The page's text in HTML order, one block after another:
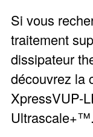
Si vous
traitement
dissipateur
découvrez la
XpressVUP-
Ultrascale+™.